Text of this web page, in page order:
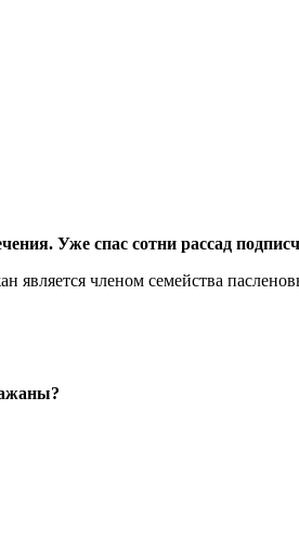
Уже спас сотни рассад
членом семейства